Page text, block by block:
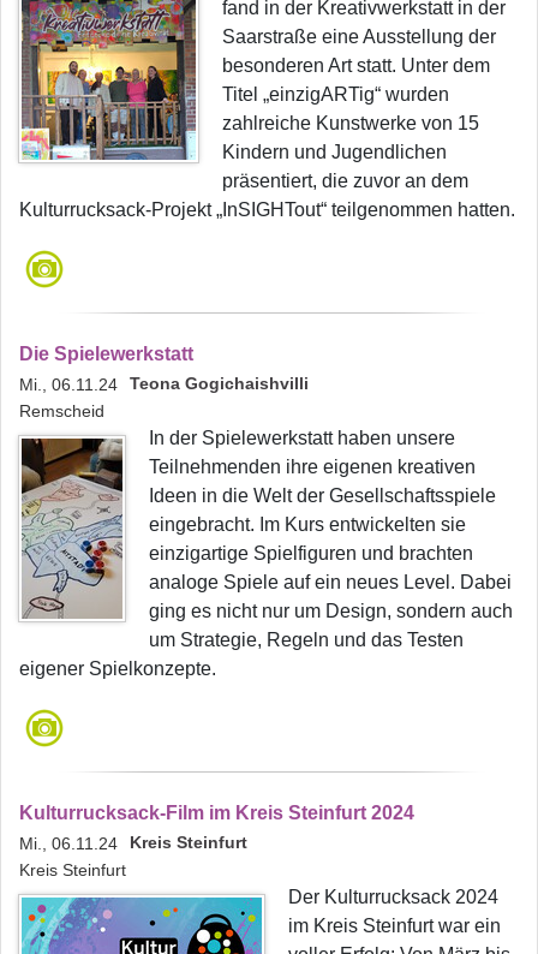
fand in der Kreativwerkstatt in der
Saarstraße eine Ausstellung der
besonderen Art statt. Unter dem
Titel „einzigARTig“ wurden
zahlreiche Kunstwerke von 15
Kindern und Jugendlichen
präsentiert, die zuvor an dem
Kulturrucksack-Projekt „InSIGHTout“ teilgenommen hatten.
Die Spielewerkstatt
Mi., 06.11.24 Teona Gogichaishvilli
Remscheid
In der Spielewerkstatt haben unsere
Teilnehmenden ihre eigenen kreativen
Ideen in die Welt der Gesellschaftsspiele
eingebracht. Im Kurs entwickelten sie
einzigartige Spielfiguren und brachten
analoge Spiele auf ein neues Level. Dabei
ging es nicht nur um Design, sondern auch
um Strategie, Regeln und das Testen
eigener Spielkonzepte.
Kulturrucksack-Film im Kreis Steinfurt 2024
Mi., 06.11.24 Kreis Steinfurt
Kreis Steinfurt
Der Kulturrucksack 2024
im Kreis Steinfurt war ein